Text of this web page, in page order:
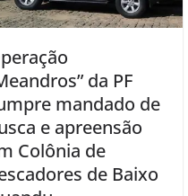
da PF
mandado de
e apreensão
Colônia de
de Baixo